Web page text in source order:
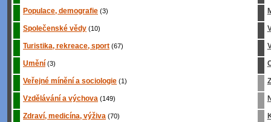
Populace, demografie (3)
Společenské vědy (10)
Turistika, rekreace, sport (67)
Umění (3)
Veřejné mínění a sociologie (1)
Vzdělávání a výchova (149)
Zdraví, medicína, výživa (70)